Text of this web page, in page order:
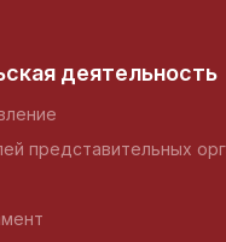
деятельность
представительных